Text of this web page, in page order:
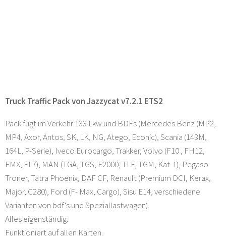
Truck Traffic Pack von Jazzycat v7.2.1 ETS2
Pack fügt im Verkehr 133 Lkw und BDFs (Mercedes Benz (MP2,
MP4, Axor, Antos, SK, LK, NG, Atego, Econic), Scania (143M,
164L, P-Serie), Iveco Eurocargo, Trakker, Volvo (F10 , FH12,
FMX, FL7), MAN (TGA, TGS, F2000, TLF, TGM, Kat-1), Pegaso
Troner, Tatra Phoenix, DAF CF, Renault (Premium DCI, Kerax,
Major, C280), Ford (F- Max, Cargo), Sisu E14, verschiedene
Varianten von bdf's und Speziallastwagen).
Alles eigenständig.
Funktioniert auf allen Karten.